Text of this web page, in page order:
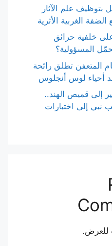
بتوظيف علم الآثار
الغربية الأثرية
خلفية حرائق
المسؤولية؟
المتعفن تطلق رائحة
أحياء لوس أنجلوس
إلى قميص الهند..
إلى اختبارات
للعرض.